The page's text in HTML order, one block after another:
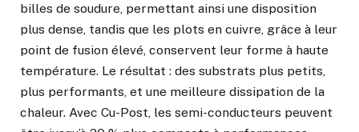
billes de soudure, permettant ainsi une disposition
plus dense, tandis que les plots en cuivre, grâce à leur
point de fusion élevé, conservent leur forme à haute
température. Le résultat : des substrats plus petits,
plus performants, et une meilleure dissipation de la
chaleur. Avec Cu-Post, les semi-conducteurs peuvent